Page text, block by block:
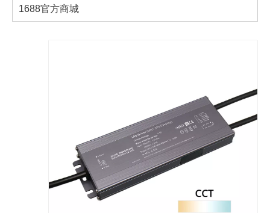
1688官方商城